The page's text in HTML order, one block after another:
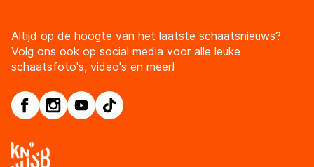
Altijd op de hoogte van het laatste schaatsnieuws?
Volg ons ook op social media voor alle leuke
schaatsfoto's, video's en meer!